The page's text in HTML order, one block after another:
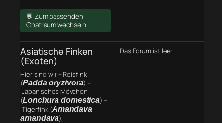
💬 Zum passenden
Chatraum wechseln
Asiatische Finken
(Exoten)
Hier sind wir – Reisfink
(Padda oryzivora) –
Japanisches Mövchen
(Lonchura domestica) –
Tigerfink (Amandava
amandava),
Das Forum ist leer.